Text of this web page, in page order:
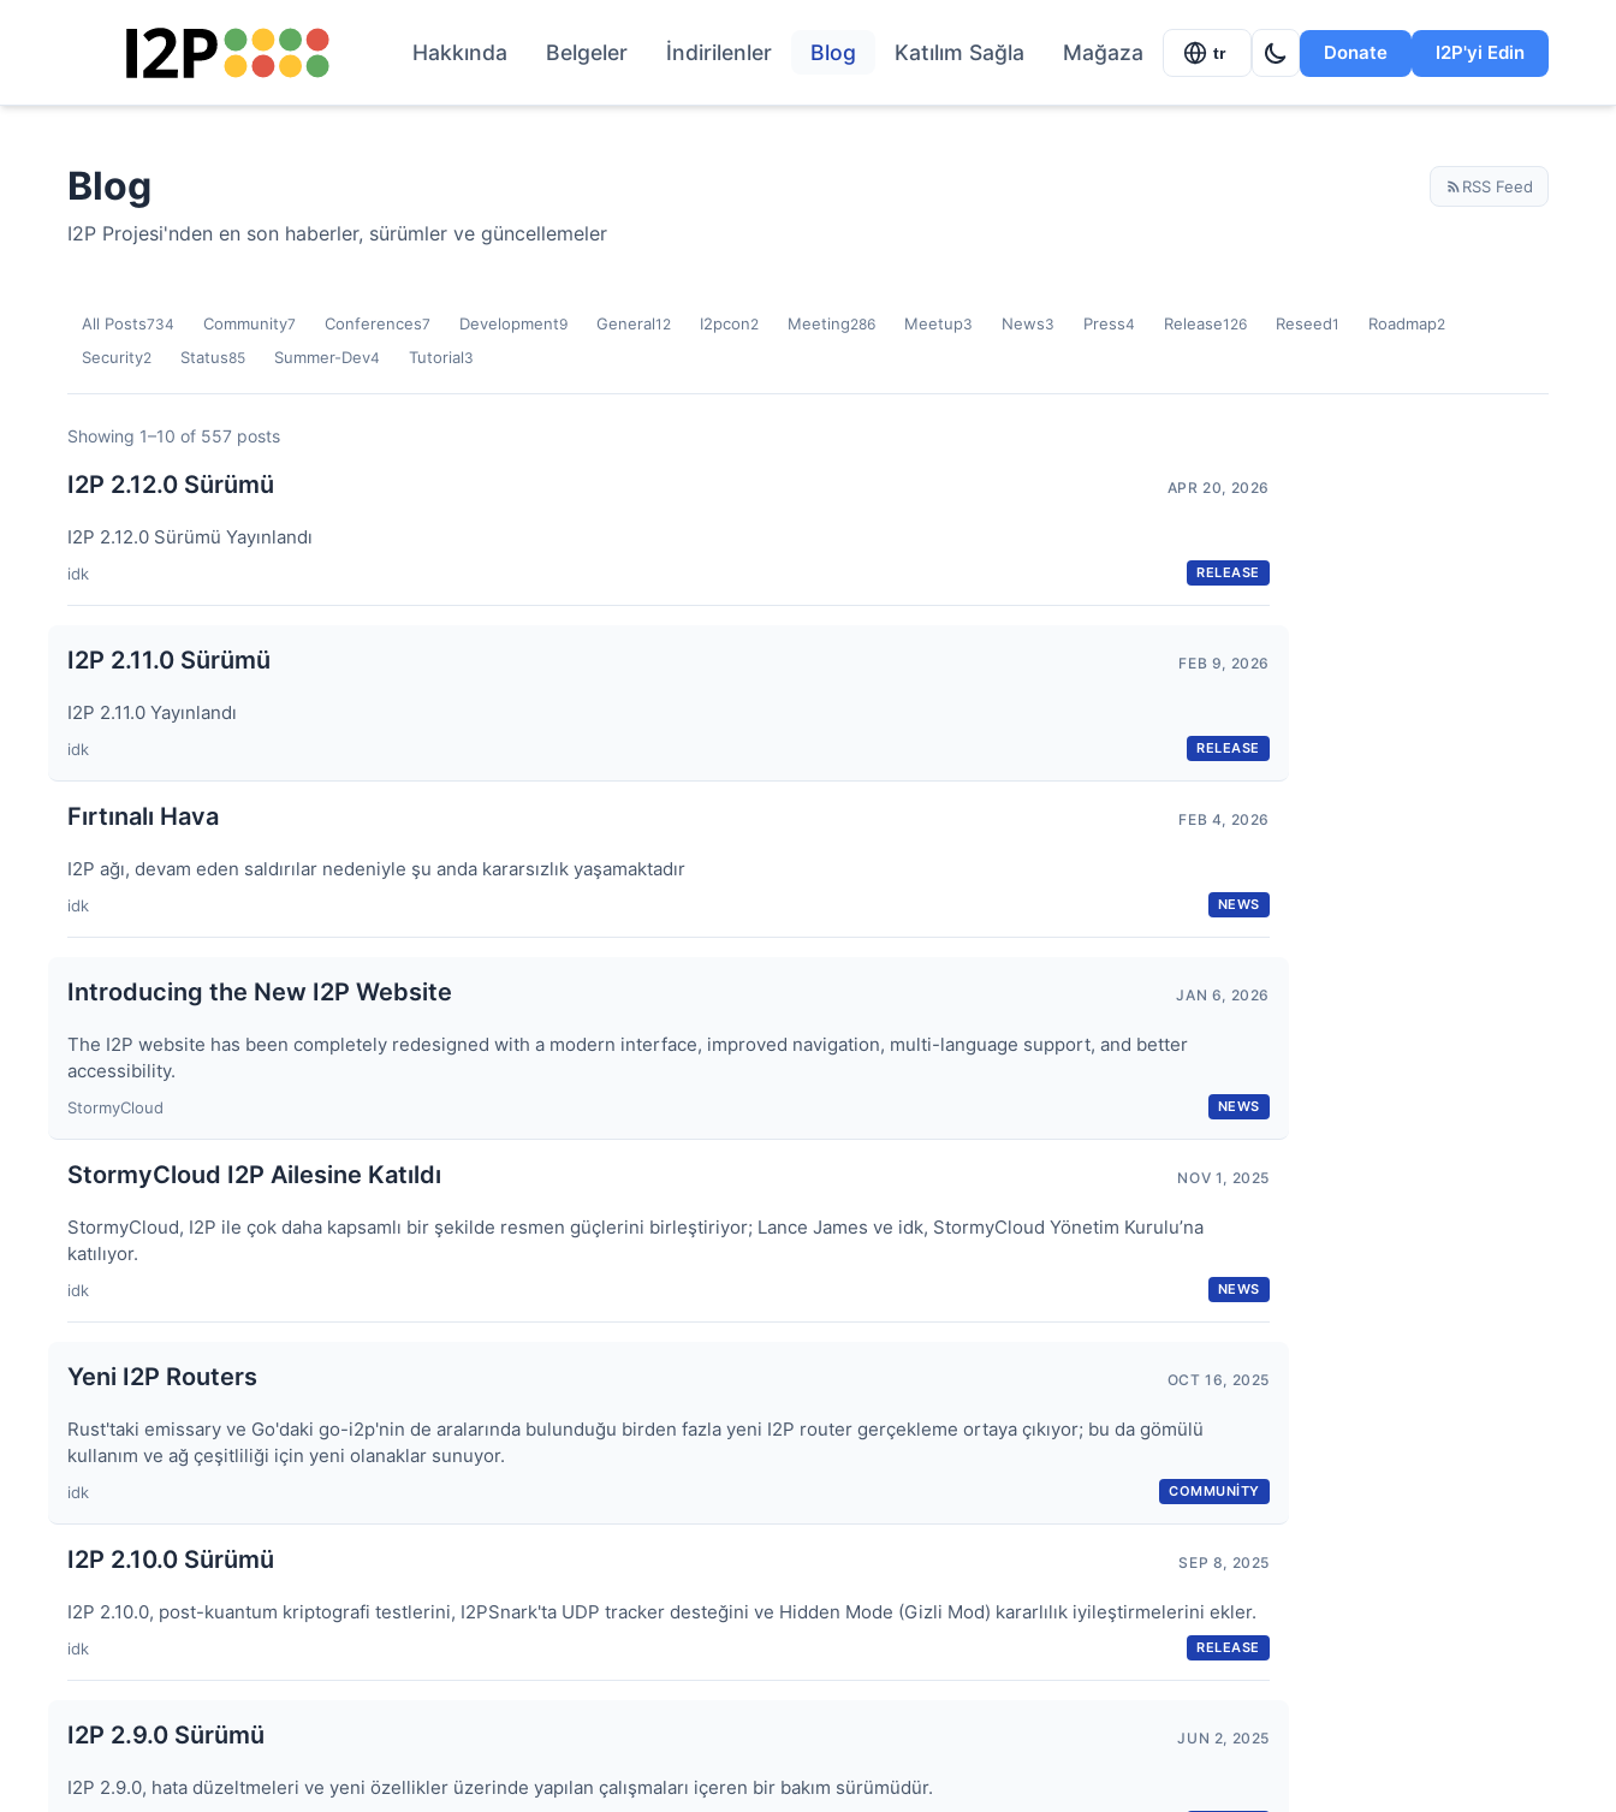
Hakkında Belgeler İndirilenler Blog Katılım Sağla Mağaza tr Donate I2P'yi Edin
Blog RSS Feed
I2P Projesi'nden en son haberler, sürümler ve güncellemeler
All Posts734 Community7 Conferences7 Development9 General12 I2pcon2 Meeting286 Meetup3 News3 Press4 Release126 Reseed1 Roadmap2
Security2 Status85 Summer-Dev4 Tutorial3
Showing 1–10 of 557 posts
I2P 2.12.0 Sürümü APR 20, 2026
I2P 2.12.0 Sürümü Yayınlandı
idk RELEASE
I2P 2.11.0 Sürümü FEB 9, 2026
I2P 2.11.0 Yayınlandı
idk RELEASE
Fırtınalı Hava FEB 4, 2026
I2P ağı, devam eden saldırılar nedeniyle şu anda kararsızlık yaşamaktadır
idk NEWS
Introducing the New I2P Website JAN 6, 2026
The I2P website has been completely redesigned with a modern interface, improved navigation, multi-language support, and better
accessibility.
StormyCloud NEWS
StormyCloud I2P Ailesine Katıldı NOV 1, 2025
StormyCloud, I2P ile çok daha kapsamlı bir şekilde resmen güçlerini birleştiriyor; Lance James ve idk, StormyCloud Yönetim Kurulu’na
katılıyor.
idk NEWS
Yeni I2P Routers OCT 16, 2025
Rust'taki emissary ve Go'daki go-i2p'nin de aralarında bulunduğu birden fazla yeni I2P router gerçekleme ortaya çıkıyor; bu da gömülü
kullanım ve ağ çeşitliliği için yeni olanaklar sunuyor.
idk COMMUNITY
I2P 2.10.0 Sürümü SEP 8, 2025
I2P 2.10.0, post-kuantum kriptografi testlerini, I2PSnark'ta UDP tracker desteğini ve Hidden Mode (Gizli Mod) kararlılık iyileştirmelerini ekler.
idk RELEASE
I2P 2.9.0 Sürümü JUN 2, 2025
I2P 2.9.0, hata düzeltmeleri ve yeni özellikler üzerinde yapılan çalışmaları içeren bir bakım sürümüdür.